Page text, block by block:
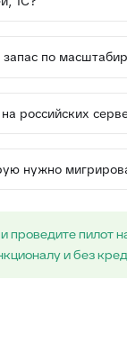
по
российских
нужно
проведите пилот
и без